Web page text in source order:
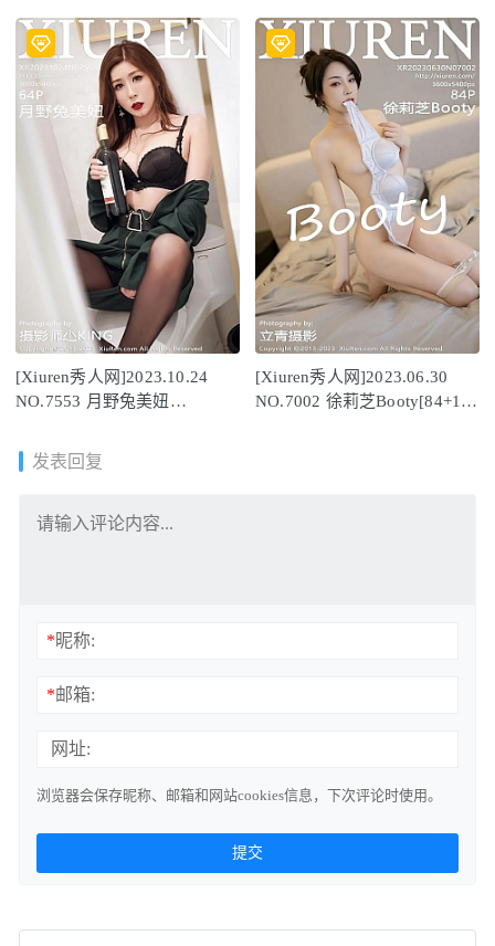
[Xiuren秀人网]2023.10.24
NO.7553 月野兔美妞
[Xiuren秀人网]2023.06.30
NO.7002 徐莉芝Booty[84+1P
发表回复
*昵称:
*邮箱:
网址:
浏览器会保存昵称、邮箱和网站cookies信息，下次评论时使用。